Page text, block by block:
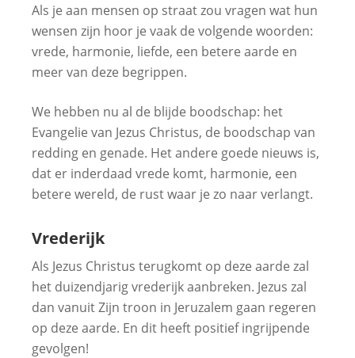
Als je aan mensen op straat zou vragen wat hun
wensen zijn hoor je vaak de volgende woorden:
vrede, harmonie, liefde, een betere aarde en
meer van deze begrippen.
We hebben nu al de blijde boodschap: het
Evangelie van Jezus Christus, de boodschap van
redding en genade. Het andere goede nieuws is,
dat er inderdaad vrede komt, harmonie, een
betere wereld, de rust waar je zo naar verlangt.
Vrederijk
Als Jezus Christus terugkomt op deze aarde zal
het duizendjarig vrederijk aanbreken. Jezus zal
dan vanuit Zijn troon in Jeruzalem gaan regeren
op deze aarde. En dit heeft positief ingrijpende
gevolgen!